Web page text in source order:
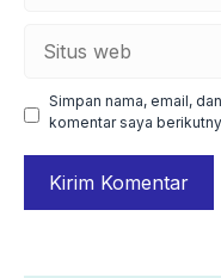
Simpan nama, email,
komentar saya